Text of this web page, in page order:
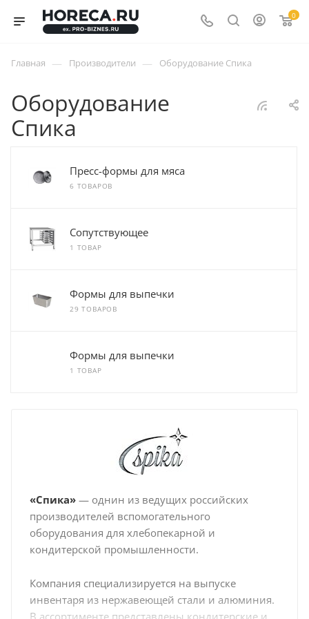
0
Главная — Производители — Оборудование Спика
Оборудование
Спика
Пресс-формы для мяса
6 ТОВАРОВ
Сопутствующее
1 ТОВАР
Формы для выпечки
29 ТОВАРОВ
Формы для выпечки
1 ТОВАР
«Спика»— однин из ведущих российских
производителей вспомогательного
оборудования для хлебопекарной и
кондитерской промышленности.
Компания специализируется на выпуске
инвентаря из нержавеющей стали и алюминия.
В ассортименте представлены кондитерские и